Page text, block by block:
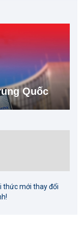
Quốc
thức mới thay đổi